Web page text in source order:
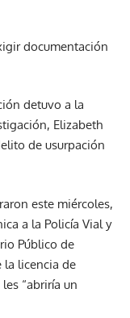
documentación
detuvo a la
Elizabeth
de usurpación
este miércoles,
a la Policía Vial y
Público de
la licencia de
“abriría un